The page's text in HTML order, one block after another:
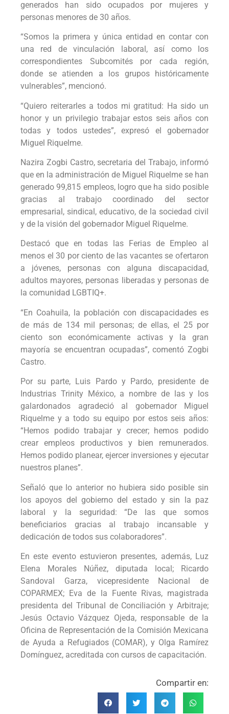
generados han sido ocupados por mujeres y
personas menores de 30 años.
“Somos la primera y única entidad en contar con
una red de vinculación laboral, así como los
correspondientes Subcomités por cada región,
donde se atienden a los grupos históricamente
vulnerables”, mencionó.
“Quiero reiterarles a todos mi gratitud: Ha sido un
honor y un privilegio trabajar estos seis años con
todas y todos ustedes”, expresó el gobernador
Miguel Riquelme.
Nazira Zogbi Castro, secretaria del Trabajo, informó
que en la administración de Miguel Riquelme se han
generado 99,815 empleos, logro que ha sido posible
gracias al trabajo coordinado del sector
empresarial, sindical, educativo, de la sociedad civil
y de la visión del gobernador Miguel Riquelme.
Destacó que en todas las Ferias de Empleo al
menos el 30 por ciento de las vacantes se ofertaron
a jóvenes, personas con alguna discapacidad,
adultos mayores, personas liberadas y personas de
la comunidad LGBTIQ+.
“En Coahuila, la población con discapacidades es
de más de 134 mil personas; de ellas, el 25 por
ciento son económicamente activas y la gran
mayoría se encuentran ocupadas”, comentó Zogbi
Castro.
Por su parte, Luis Pardo y Pardo, presidente de
Industrias Trinity México, a nombre de las y los
galardonados agradeció al gobernador Miguel
Riquelme y a todo su equipo por estos seis años:
“Hemos podido trabajar y crecer; hemos podido
crear empleos productivos y bien remunerados.
Hemos podido planear, ejercer inversiones y ejecutar
nuestros planes”.
Señaló que lo anterior no hubiera sido posible sin
los apoyos del gobierno del estado y sin la paz
laboral y la seguridad: “De las que somos
beneficiarios gracias al trabajo incansable y
dedicación de todos sus colaboradores”.
En este evento estuvieron presentes, además, Luz
Elena Morales Núñez, diputada local; Ricardo
Sandoval Garza, vicepresidente Nacional de
COPARMEX; Eva de la Fuente Rivas, magistrada
presidenta del Tribunal de Conciliación y Arbitraje;
Jesús Octavio Vázquez Ojeda, responsable de la
Oficina de Representación de la Comisión Mexicana
de Ayuda a Refugiados (COMAR), y Olga Ramírez
Domínguez, acreditada con cursos de capacitación.
Compartir en: